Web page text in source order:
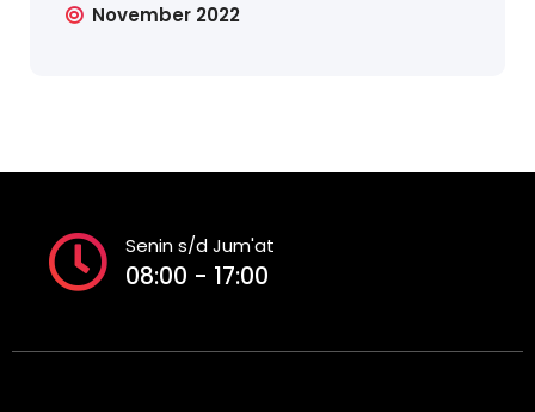
November 2022
Senin s/d Jum'at
08:00 - 17:00